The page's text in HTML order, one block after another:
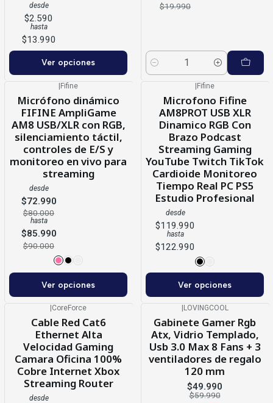
desde
$2.590
hasta
$13.990
Ver opciones
$19.990
Cantidad
Fifine
Micrófono dinámico
FIFINE AmpliGame
AM8 USB/XLR con RGB,
silenciamiento táctil,
controles de E/S y
monitoreo en vivo para
streaming
desde
$72.990
$80.000
hasta
$85.990
$90.000
Ver opciones
Fifine
Microfono Fifine
AM8PROT USB XLR
Dinamico RGB Con
Brazo Podcast
Streaming Gaming
YouTube Twitch TikTok
Cardioide Monitoreo
Tiempo Real PC PS5
Estudio Profesional
desde
$119.990
hasta
$122.990
Ver opciones
CoreForce
Cable Red Cat6
Ethernet Alta
Velocidad Gaming
Camara Oficina 100%
Cobre Internet Xbox
Streaming Router
desde
LOVINGCOOL
Gabinete Gamer Rgb
Atx, Vidrio Templado,
Usb 3.0 Max 8 Fans + 3
ventiladores de regalo
120 mm
$49.990
$59.990